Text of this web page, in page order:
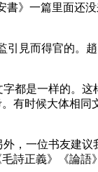
》一篇里面还
見而得官的。
都是一样的。
有时候大体相
，一位书友建
詩正義》《論